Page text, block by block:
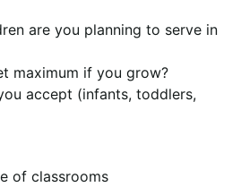
are you planning to serve in
maximum if you grow?
accept (infants, toddlers,
of classrooms